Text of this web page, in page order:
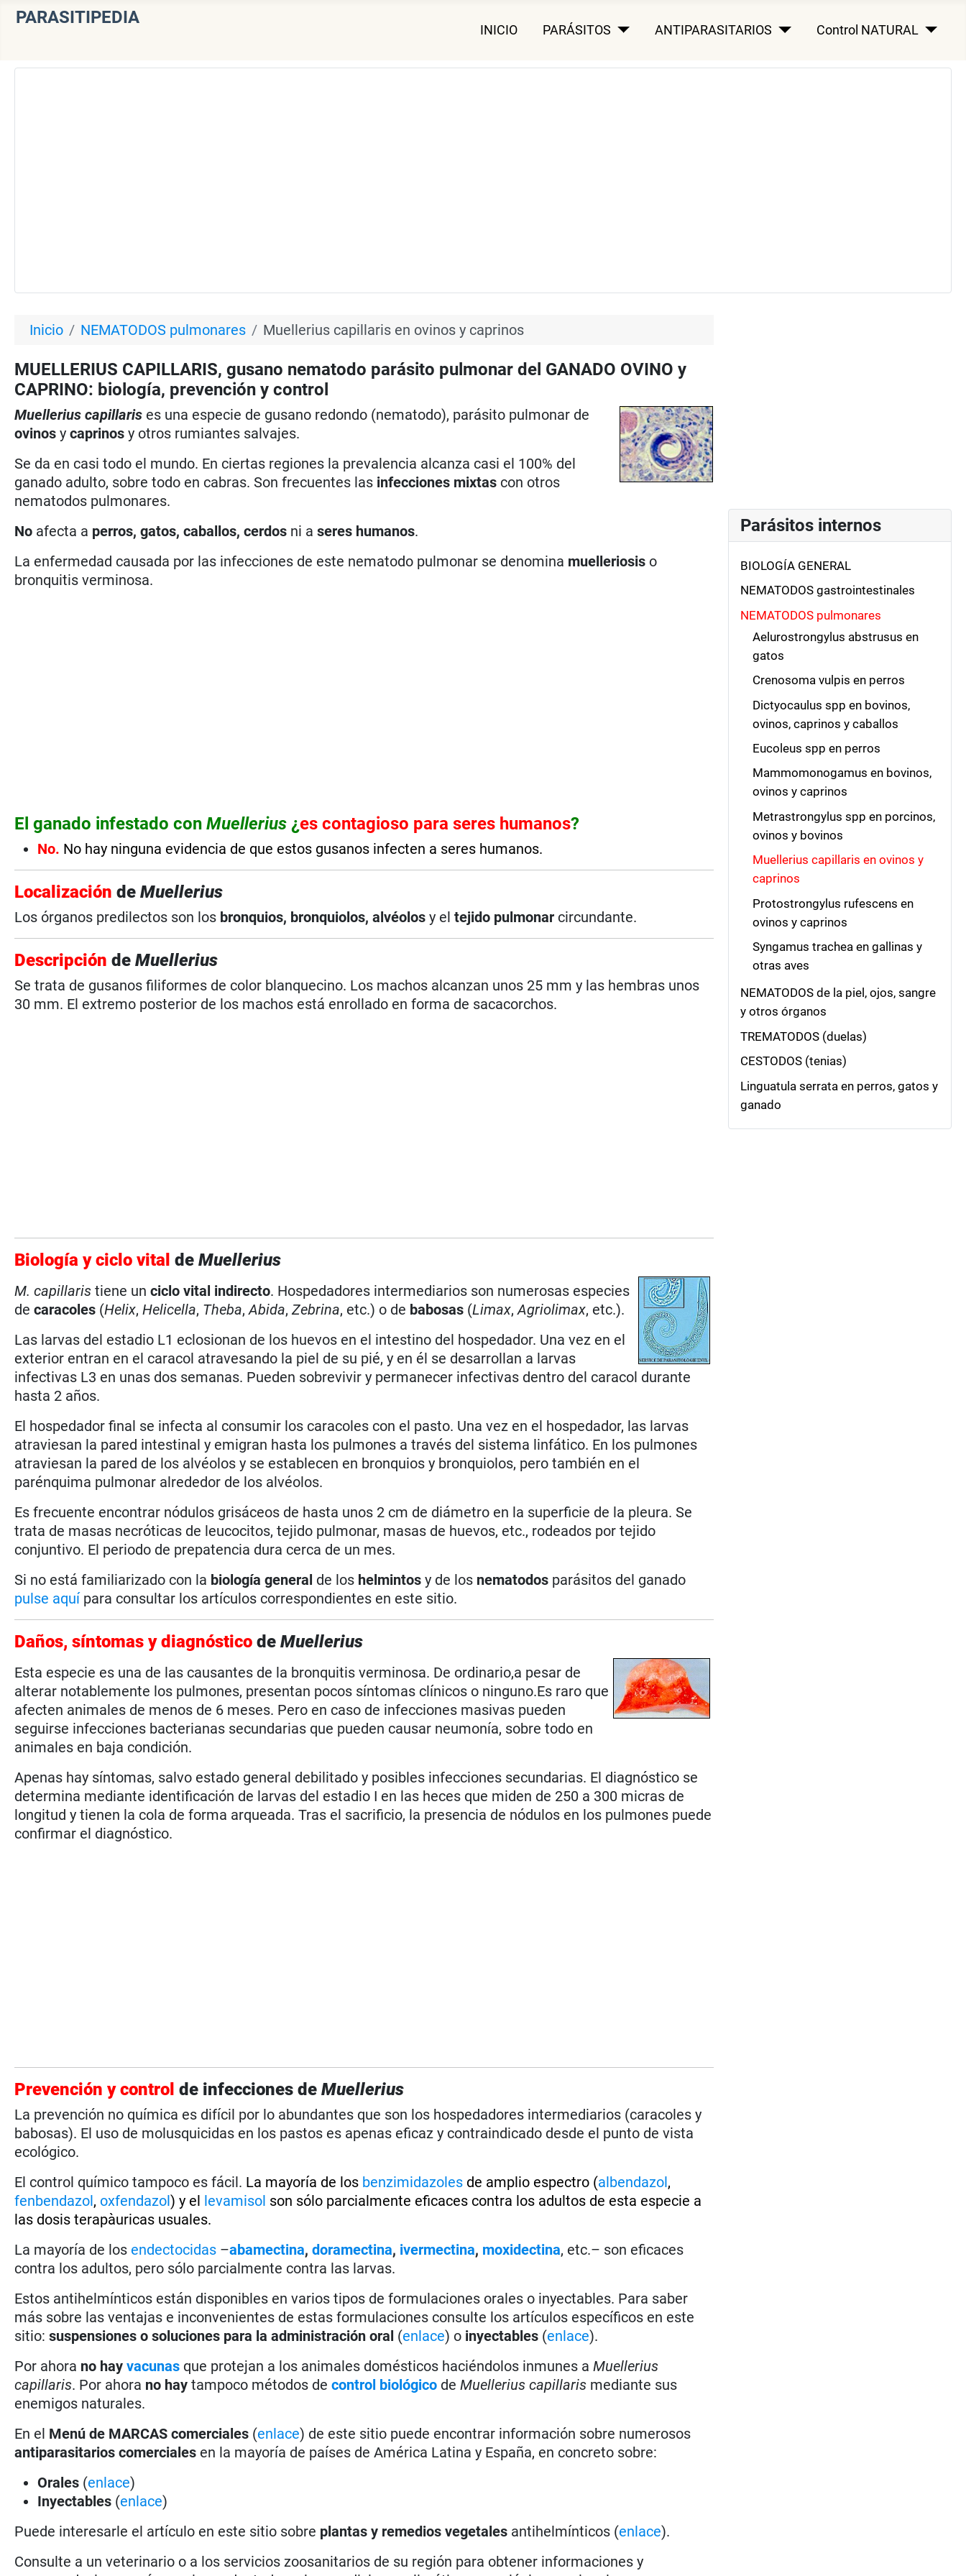
PARASITIPEDIA
INICIO PARÁSITOS ANTIPARASITARIOS Control NATURAL
Inicio NEMATODOS pulmonares Muellerius capillaris en ovinos y caprinos
MUELLERIUS CAPILLARIS, gusano nematodo parásito pulmonar del GANADO OVINO y
CAPRINO: biología, prevención y control
Muellerius capillaris es una especie de gusano redondo (nematodo), parásito pulmonar de
ovinos y caprinos y otros rumiantes salvajes.
Se da en casi todo el mundo. En ciertas regiones la prevalencia alcanza casi el 100% del
ganado adulto, sobre todo en cabras. Son frecuentes las infecciones mixtas con otros
nematodos pulmonares.
No afecta a perros, gatos, caballos, cerdos ni aseres humanos.
La enfermedad causada por las infecciones de este nematodo pulmonar se denomina muelleriosis o
bronquitis verminosa.
El ganado infestado con Muellerius¿es contagioso para seres humanos?
No. No hay ninguna evidencia de que estos gusanos infecten a seres humanos.
LocalizacióndeMuellerius
Los órganos predilectos son los bronquios, bronquiolos, alvéolos y eltejido pulmonar circundante.
Descripción deMuellerius
Se trata de gusanos filiformes de color blanquecino. Los machos alcanzan unos 25 mm y las hembras unos
30 mm. El extremo posterior de los machos está enrollado en forma de sacacorchos.
Biología y ciclo vital deMuellerius
M. capillaris tiene unciclo vital indirecto. Hospedadores intermediarios son numerosas especies
decaracoles (Helix,Helicella, Theba,Abida,Zebrina, etc.) o de babosas (Limax,Agriolimax, etc.).
Las larvas del estadio L1 eclosionan de los huevos en el intestino del hospedador. Una vez en el
exterior entran en el caracol atravesando la piel de su pié, y en él se desarrollan a larvas
infectivas L3 en unas dos semanas. Pueden sobrevivir y permanecer infectivas dentro del caracol durante
hasta 2 años.
El hospedador final se infecta al consumir los caracoles con el pasto. Una vez en el hospedador, las larvas
atraviesan la pared intestinal y emigran hasta los pulmones a través del sistema linfático. En los pulmones
atraviesan la pared de los alvéolos y se establecen en bronquios y bronquiolos, pero también en el
parénquima pulmonar alrededor de los alvéolos.
Es frecuente encontrar nódulos grisáceos de hasta unos 2 cm de diámetro en la superficie de la pleura. Se
trata de masas necróticas de leucocitos, tejido pulmonar, masas de huevos, etc., rodeados por tejido
conjuntivo. El periodo de prepatencia dura cerca de un mes.
Si no está familiarizado con la biología general de los helmintos y de los nematodos parásitos del ganado
pulse aquípara consultar los artículos correspondientes en este sitio.
Daños, síntomas y diagnóstico deMuellerius
Esta especie es una de las causantes de la bronquitis verminosa. De ordinario,a pesar de
alterar notablemente los pulmones, presentan pocos síntomas clínicos o ninguno.Es raro que
afecten animales de menos de 6 meses. Pero en caso de infecciones masivas pueden
seguirse infecciones bacterianas secundarias que pueden causar neumonía, sobre todo en
animales en baja condición.
Apenas hay síntomas, salvo estado general debilitado y posibles infecciones secundarias. El diagnóstico se
determina mediante identificación de larvas del estadio I en las heces que miden de 250 a 300 micras de
longitud y tienen la cola de forma arqueada. Tras el sacrificio, la presencia de nódulos en los pulmones puede
confirmar el diagnóstico.
Prevención y control de infecciones deMuellerius
La prevención no química es difícil por lo abundantes que son los hospedadores intermediarios (caracoles y
babosas). El uso de molusquicidas en los pastos es apenas eficaz y contraindicado desde el punto de vista
ecológico.
El control químico tampoco es fácil. La mayoría de los benzimidazoles de amplio espectro (albendazol,
fenbendazol,oxfendazol) y el levamisol son sólo parcialmente eficaces contra los adultos de esta especie a
las dosis terapàuricas usuales.
La mayoría de los endectocidas –abamectina,doramectina, ivermectina, moxidectina, etc.– son eficaces
contra los adultos, pero sólo parcialmente contra las larvas.
Estos antihelmínticos están disponibles en varios tipos de formulaciones orales o inyectables. Para saber
más sobre las ventajas e inconvenientes de estas formulaciones consulte los artículos específicos en este
sitio:suspensiones o soluciones para la administración oral (enlace) o inyectables (enlace).
Por ahora no hayvacunas que protejan a los animales domésticos haciéndolos inmunes aMuellerius
capillaris. Por ahora no hay tampoco métodos decontrol biológico deMuellerius capillaris mediante sus
enemigos naturales.
En el Menú de MARCAS comerciales (enlace) de este sitio puede encontrar información sobre numerosos
antiparasitarios comerciales en la mayoría de países de América Latina y España, en concreto sobre:
Orales (enlace)
Inyectables (enlace)
Puede interesarle el artículo en este sitio sobre plantas y remedios vegetales antihelmínticos (enlace).
Consulte a un veterinario o a los servicios zoosanitarios de su región para obtener informaciones y
Parásitos internos
BIOLOGÍA GENERAL
NEMATODOS gastrointestinales
NEMATODOS pulmonares
Aelurostrongylus abstrusus en
gatos
Crenosoma vulpis en perros
Dictyocaulus spp en bovinos,
ovinos, caprinos y caballos
Eucoleus spp en perros
Mammomonogamus en bovinos,
ovinos y caprinos
Metrastrongylus spp en porcinos,
ovinos y bovinos
Muellerius capillaris en ovinos y
caprinos
Protostrongylus rufescens en
ovinos y caprinos
Syngamus trachea en gallinas y
otras aves
NEMATODOS de la piel, ojos, sangre
y otros órganos
TREMATODOS (duelas)
CESTODOS (tenias)
Linguatula serrata en perros, gatos y
ganado